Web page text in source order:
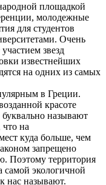
площадкой
молодежные
для студентов
Очень
звезд
известнейших
на одних из самых
в Греции.
красоте
называют
на
куда больше, чем
запрещено
Поэтому территория
самой экологичной
нас называют.